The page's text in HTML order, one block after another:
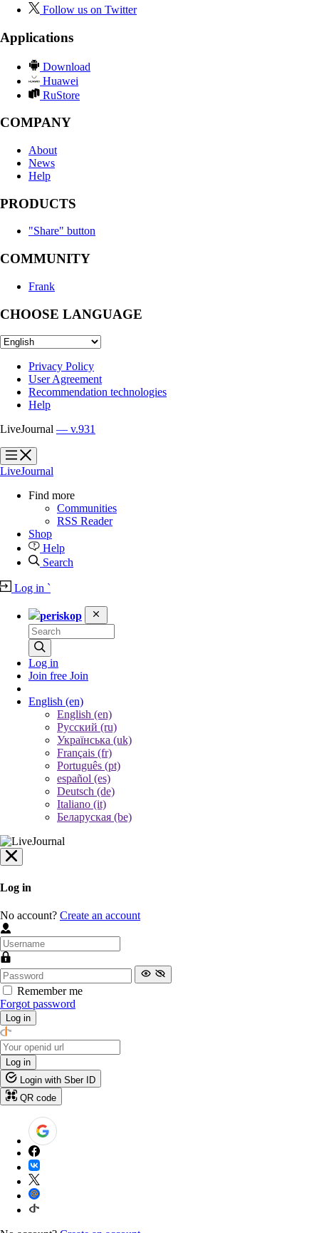
Follow us on Twitter
Applications
Download
Huawei
RuStore
COMPANY
About
News
Help
PRODUCTS
"Share" button
COMMUNITY
Frank
CHOOSE LANGUAGE
Privacy Policy
User Agreement
Recommendation technologies
Help
LiveJournal — v.931
?
?
LiveJournal
Find more
Communities
RSS Reader
Shop
Help
Search
Log in `
periskop
Log in
Join free Join
English (en)
English (en)
Русский (ru)
Українська (uk)
Français (fr)
Português (pt)
español (es)
Deutsch (de)
Italiano (it)
Беларуская (be)
Log in
No account? Create an account
Remember me
Forgot password
Log in
Log in
Login with Sber ID
QR code